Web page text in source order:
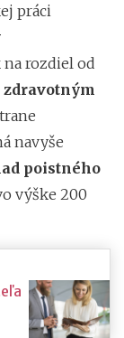
práci
na rozdiel od
navyše
poistného
výške 200